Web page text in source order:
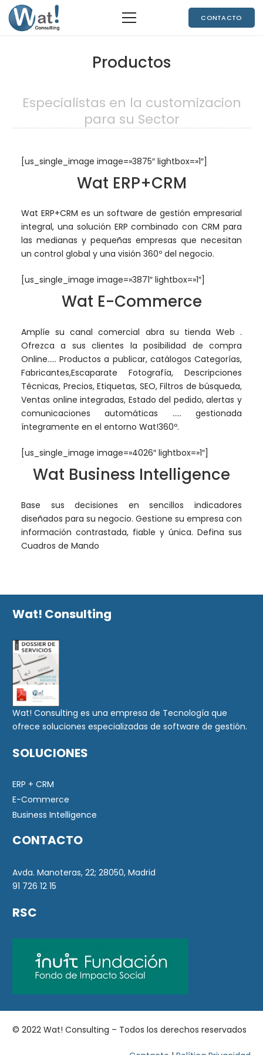
CONTACTO
Productos
Especialistas en la customizacion
para su Sector
[us_single_image image=»3875″ lightbox=»1″]
Wat ERP+CRM
Wat ERP+CRM es un software de gestión empresarial
integral, una solución ERP combinado con CRM para
las medianas y pequeñas empresas que necesitan
un control global y una visión 360º del negocio.
[us_single_image image=»3871″ lightbox=»1″]
Wat E-Commerce
Amplíe su canal comercial abra su tienda Web .
Ofrezca a sus clientes la posibilidad de compra
Online….. Productos a publicar, catálogos Categorías,
Fabricantes,Escaparate Fotografía, Descripciones
Técnicas, Precios, Etiquetas, SEO, Filtros de búsqueda,
Ventas online integradas, Estado del pedido, alertas y
comunicaciones automáticas ….. gestionada
íntegramente en el entorno Wat!360º.
[us_single_image image=»4026″ lightbox=»1″]
Wat Business Intelligence
Base sus decisiones en sencillos indicadores
diseñados para su negocio. Gestione su empresa con
información contrastada, fiable y única. Defina sus
Cuadros de Mando
Wat! Consulting
Wat! Consulting es una empresa de Tecnología que
ofrece soluciones especializadas de software de gestión.
SOLUCIONES
ERP + CRM
E-Commerce
Business Intelligence
CONTACTO
Avda. Manoteras, 22; 28050, Madrid
91 726 12 15
RSC
© 2022 Wat! Consulting – Todos los derechos reservados